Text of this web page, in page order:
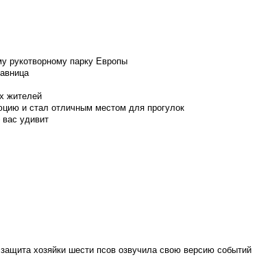
рукотворному парку Европы
жителей
и стал отличным местом для прогулок
вас удивит
хозяйки шести псов озвучила свою версию событий